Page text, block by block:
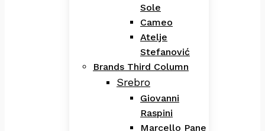
Sole
Cameo
Atelje
Stefanović
Brands Third Column
Srebro
Giovanni
Raspini
Marcello Pane